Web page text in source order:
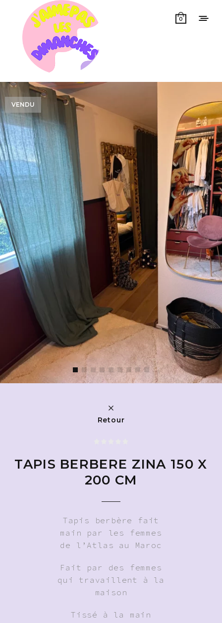
0
VENDU
Retour
TAPIS BERBERE ZINA 150 X
200 CM
Tapis berbère fait
main par les femmes
de l’Atlas au Maroc
Fait par des femmes
qui travaillent à la
maison
Tissé à la main